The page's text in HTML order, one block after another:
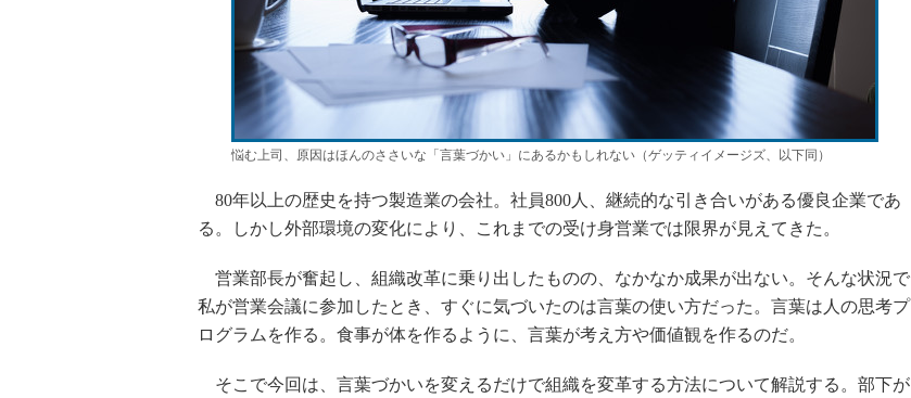
悩む上司、原因はほんのささいな「言葉づかい」にあるかもしれない（ゲッティイメージズ、以下同）
80年以上の歴史を持つ製造業の会社。社員800人、継続的な引き合いがある優良企業であ
る。しかし外部環境の変化により、これまでの受け身営業では限界が見えてきた。
営業部長が奮起し、組織改革に乗り出したものの、なかなか成果が出ない。そんな状況で
私が営業会議に参加したとき、すぐに気づいたのは言葉の使い方だった。言葉は人の思考プ
ログラムを作る。食事が体を作るように、言葉が考え方や価値観を作るのだ。
そこで今回は、言葉づかいを変えるだけで組織を変革する方法について解説する。部下が